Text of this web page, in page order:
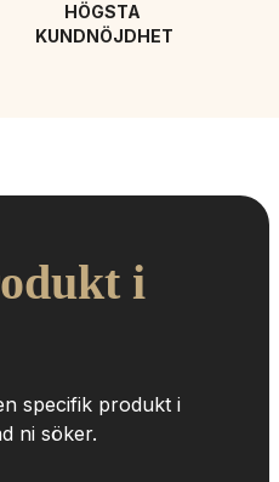
HÖGSTA
KUNDNÖJDHET
i
specifik produkt i
ni söker.